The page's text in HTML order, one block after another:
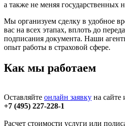
а также не меняя государственных
Мы организуем сделку в удобное
вас на всех этапах, вплоть до
подписания документа. Наши
опыт работы в страховой сфере.
Как мы работаем
Оставляйте онлайн заявку на сайте
+7 (495) 227-228-1
Расчет стоимости услуги или